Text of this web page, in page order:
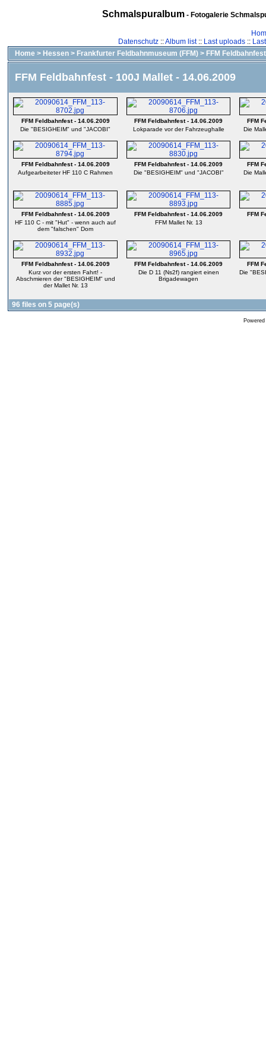
Schmalspuralbum- Fotogalerie
Datenschutz::Album list:: Last uploads::
Home > Hessen > Frankfurter Feldbahnmuseum (FFM) > FFM
FFM Feldbahnfest - 100J Mallet - 14.06.2009
FFM Feldbahnfest - 14.06.2009
Die "BESIGHEIM" und "JACOBI"
FFM Feldbahnfest - 14.06.2009
Lokparade vor der Fahrzeughalle
FFM
Die
FFM Feldbahnfest - 14.06.2009
Aufgearbeiteter HF 110 C Rahmen
FFM Feldbahnfest - 14.06.2009
Die "BESIGHEIM" und "JACOBI"
FFM
Die
FFM Feldbahnfest - 14.06.2009
HF 110 C - mit "Hut" - wenn auch auf
dem "falschen" Dom
FFM Feldbahnfest - 14.06.2009
FFM Mallet Nr. 13
FFM
FFM Feldbahnfest - 14.06.2009
Kurz vor der ersten Fahrt! -
Abschmieren der "BESIGHEIM" und
der Mallet Nr. 13
FFM Feldbahnfest - 14.06.2009
Die D 11 (Ns2f) rangiert einen
Brigadewagen
FFM
Die
96 files on 5 page(s)